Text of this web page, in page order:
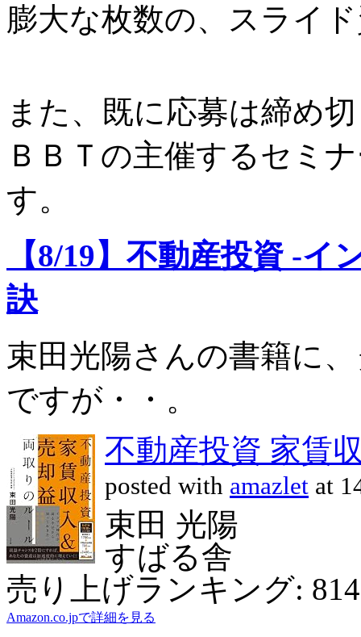
膨大な枚数の、スライ
また、既に応募は締め
ＢＢＴの主催するセミ
す。
【8/19】不動産投資 -
訣
束田光陽さんの書籍に
ですが・・。
不動産投資 家賃
posted with amazlet at
束田 光陽
すばる舎
売り上げランキング: 814
Amazon.co.jpで詳細を見る